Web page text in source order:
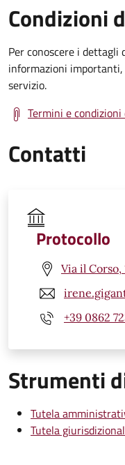
Condizioni
Per conoscere i dettagli
informazioni
servizio.
Termini e
Contatti
Protocollo
Via il Corso,
+39 0862
Strumenti
Tutela
Tutela